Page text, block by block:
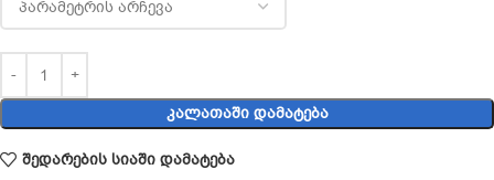
ᲙᲐᲚᲐᲗᲐᲨᲘ ᲓᲐᲛᲐᲢᲔᲑᲐ
შედარების სიაში დამატება